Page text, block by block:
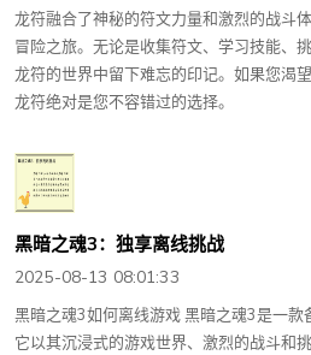
龙符融合了神秘的符文力量和激烈的战斗
冒险之旅。无论是收集符文、学习技能、
龙符的世界中留下难忘的印记。如果您渴
龙符绝对是您不容错过的选择。
黑暗之魂3：独享离线挑战
2025-08-13 08:01:33
黑暗之魂3如何离线游戏 黑暗之魂3是一款
它以其沉浸式的游戏世界、激烈的战斗和